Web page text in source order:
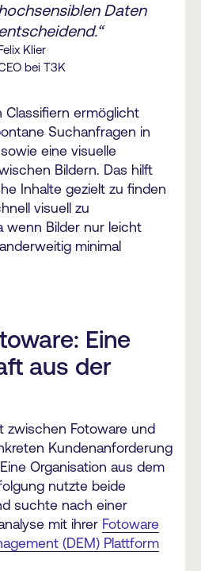
Daten
entscheidend.“
Klier
bei T3K
Classifiern ermöglicht
Suchanfragen in
eine visuelle
Bildern. Das hilft
Inhalte gezielt zu finden
visuell zu
wenn Bilder nur leicht
minimal
Eine
aus der
zwischen Fotoware und
Kundenanforderung
Organisation aus dem
nutzte beide
suchte nach einer
mit ihrer Fotoware
(DEM) Plattform